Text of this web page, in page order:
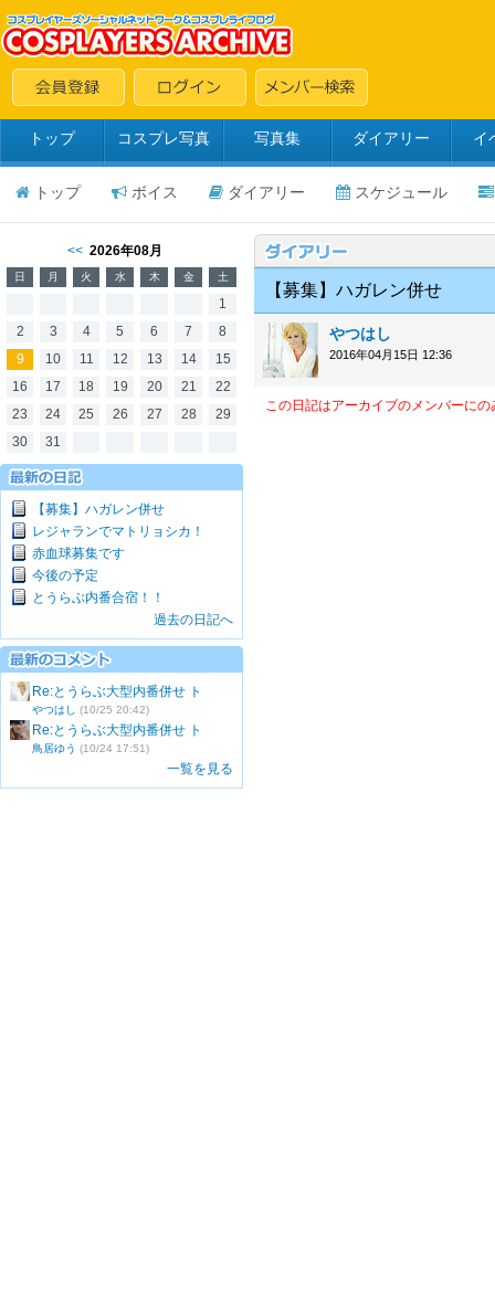
トップ コスプレ写真 写真集 ダイアリー イ
トップ ボイス ダイアリー スケジュール
<< 2026年08月
日 月 火 水 木 金 土
1
2
3 4 5 6 7
8
9
10 11 12 13 14
15
16
17 18 19 20 21
22
23
24 25 26 27 28
29
30
31
【募集】ハガレン併せ
レジャランでマトリョシカ！
赤血球募集です
今後の予定
とうらぶ内番合宿！！
過去の日記へ
Re:とうらぶ大型内番併せ ト
やつはし (10/25 20:42)
Re:とうらぶ大型内番併せ ト
鳥居ゆう (10/24 17:51)
一覧を見る
【募集】ハガレン併せ
やつはし
2016年04月15日 12:36
この日記はアーカイブのメンバーに